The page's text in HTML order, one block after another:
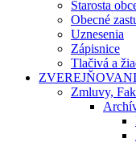
Starosta
Obecné
Uznesenia
Zápisnice
Tlačivá a
Zmluvy,